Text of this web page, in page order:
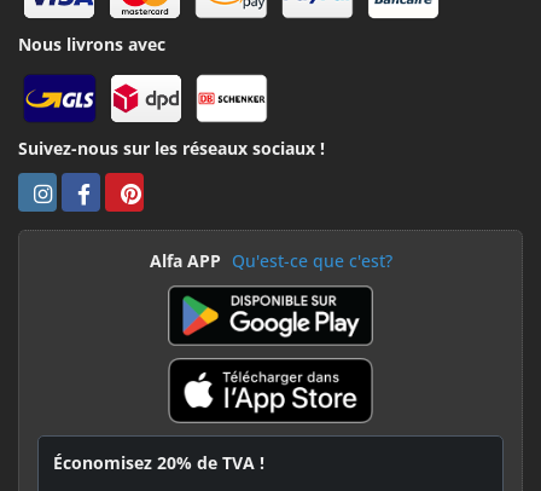
Nous livrons avec
Suivez-nous sur les réseaux sociaux !
Alfa APP Qu'est-ce que c'est?
Économisez 20% de TVA !